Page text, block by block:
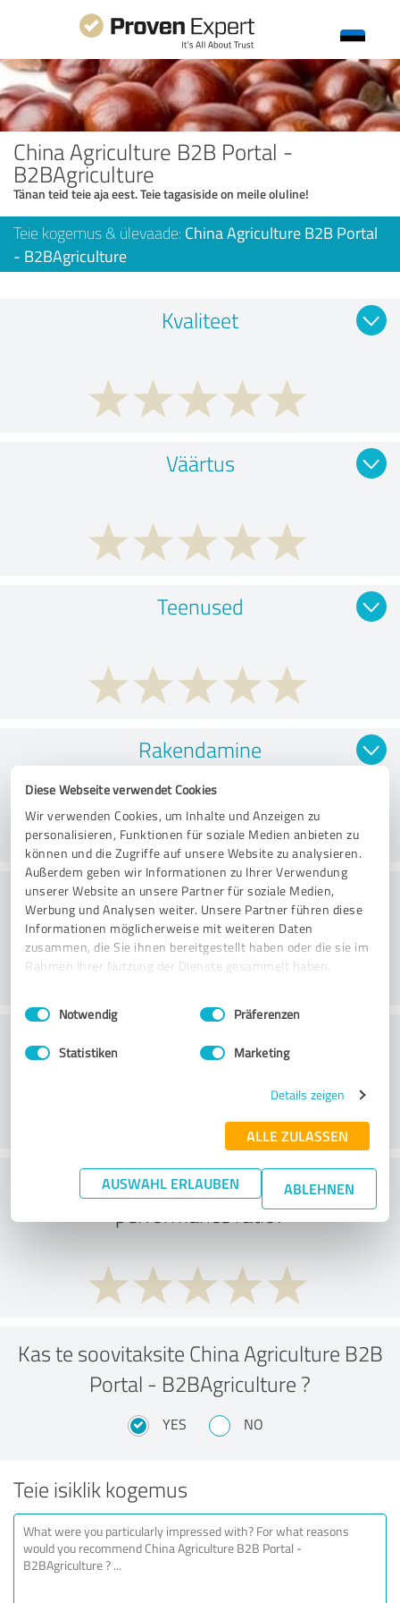
Diese Webseite verwendet Cookies
Wir verwenden Cookies, um Inhalte und Anzeigen zu
personalisieren, Funktionen für soziale Medien anbieten zu
können und die Zugriffe auf unsere Website zu analysieren.
Außerdem geben wir Informationen zu Ihrer Verwendung
unserer Website an unsere Partner für soziale Medien,
Werbung und Analysen weiter. Unsere Partner führen diese
Informationen möglicherweise mit weiteren Daten
zusammen, die Sie ihnen bereitgestellt haben oder die sie im
Rahmen Ihrer Nutzung der Dienste gesammelt haben.
Impressum Datenschutzbestimmungen
Einwilligungsauswahl
Notwendig Präferenzen
Statistiken Marketing
Details zeigen
ALLE ZULASSEN
AUSWAHL ERLAUBEN ABLEHNEN
China Agriculture B2B Portal -
B2BAgriculture
Tänan teid teie aja eest. Teie tagasiside on meile oluline!
Teie kogemus & ülevaade: China Agriculture B2B Portal
- B2BAgriculture
Kvaliteet
Väärtus
Teenused
Rakendamine
Konsultatsioon
What do you think of the price to
performance ratio?
Kas te soovitaksite China Agriculture B2B
Portal - B2BAgriculture ?
YES NO
Teie isiklik kogemus